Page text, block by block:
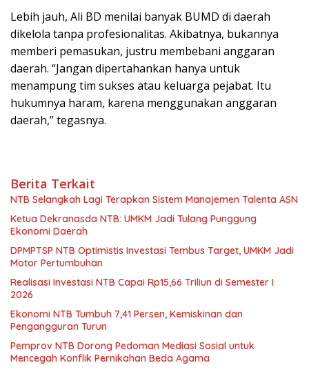
Lebih jauh, Ali BD menilai banyak BUMD di daerah
dikelola tanpa profesionalitas. Akibatnya, bukannya
memberi pemasukan, justru membebani anggaran
daerah. “Jangan dipertahankan hanya untuk
menampung tim sukses atau keluarga pejabat. Itu
hukumnya haram, karena menggunakan anggaran
daerah,” tegasnya.
Berita Terkait
NTB Selangkah Lagi Terapkan Sistem Manajemen Talenta ASN
Ketua Dekranasda NTB: UMKM Jadi Tulang Punggung
Ekonomi Daerah
DPMPTSP NTB Optimistis Investasi Tembus Target, UMKM Jadi
Motor Pertumbuhan
Realisasi Investasi NTB Capai Rp15,66 Triliun di Semester I
2026
Ekonomi NTB Tumbuh 7,41 Persen, Kemiskinan dan
Pengangguran Turun
Pemprov NTB Dorong Pedoman Mediasi Sosial untuk
Mencegah Konflik Pernikahan Beda Agama